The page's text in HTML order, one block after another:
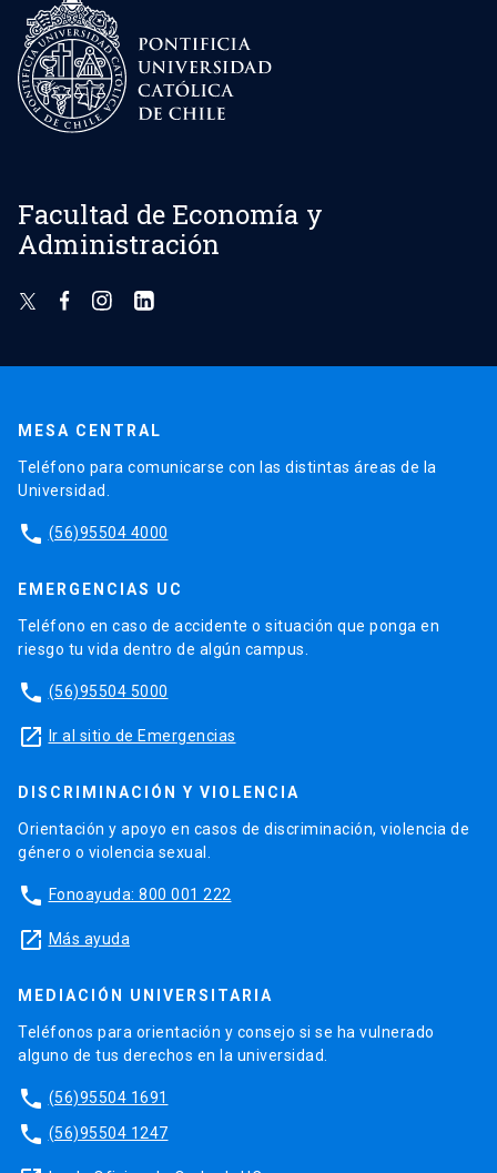
Facultad de Economía y
Administración
MESA CENTRAL
Teléfono para comunicarse con las distintas áreas de la
Universidad.
phone (56)95504 4000
EMERGENCIAS UC
Teléfono en caso de accidente o situación que ponga en
riesgo tu vida dentro de algún campus.
phone (56)95504 5000
launch Ir al sitio de Emergencias
DISCRIMINACIÓN Y VIOLENCIA
Orientación y apoyo en casos de discriminación, violencia de
género o violencia sexual.
phone Fonoayuda: 800 001 222
launch Más ayuda
MEDIACIÓN UNIVERSITARIA
Teléfonos para orientación y consejo si se ha vulnerado
alguno de tus derechos en la universidad.
phone (56)95504 1691
phone (56)95504 1247